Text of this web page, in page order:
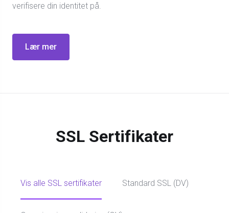
verifisere din identitet på.
Lær mer
SSL Sertifikater
Vis alle SSL sertifikater Standard SSL (DV)